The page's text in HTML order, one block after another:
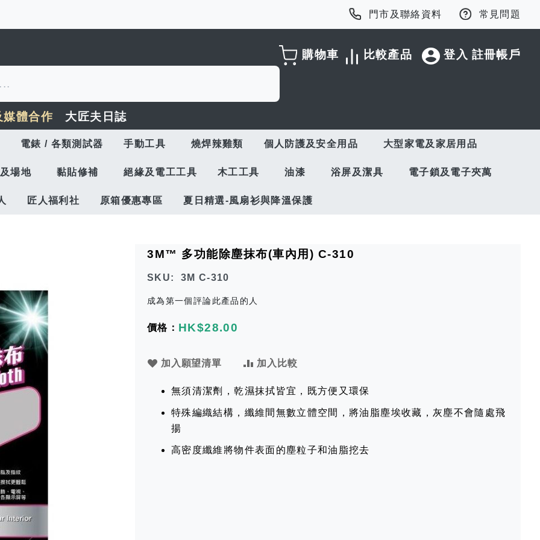
門市及聯絡資料 常見問題
登入 註冊帳戶
比較產品
購物車
體合作 大匠夫日誌
電錶 / 各類測試器 手動工具 燒焊辣雞類 個人防護及安全用品 大型家電及家居用品
場地 黏貼修補 絕緣及電工工具 木工工具 油漆 浴屏及潔具 電子鎖及電子夾萬
匠人福利社 原箱優惠專區 夏日精選-風扇衫與降溫保護
3M™ 多功能除塵抹布(車內用) C-310
SKU 3M C-310
成為第一個評論此產品的人
HK$28.00
加入願望清單 加入比較
無須清潔劑，乾濕抹拭皆宜，既方便又環保
特殊編織結構，纖維間無數立體空間，將油脂塵埃收藏，灰塵不會隨處飛
揚
高密度纖維將物件表面的塵粒子和油脂挖去